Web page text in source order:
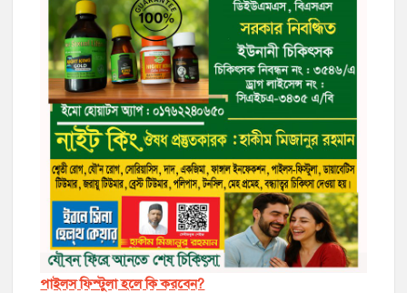
পাইলস ফিস্টুলা হলে কি করবেন?